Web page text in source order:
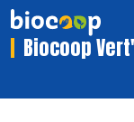
Biocoop